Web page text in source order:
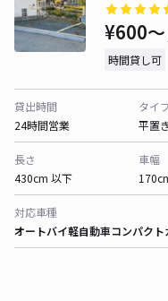
¥600〜
時間貸し可
貸出時間
24時間営業
タイ
平置き
長さ
430cm 以下
車幅
対応車種
オートバイ軽自動車コンパクト